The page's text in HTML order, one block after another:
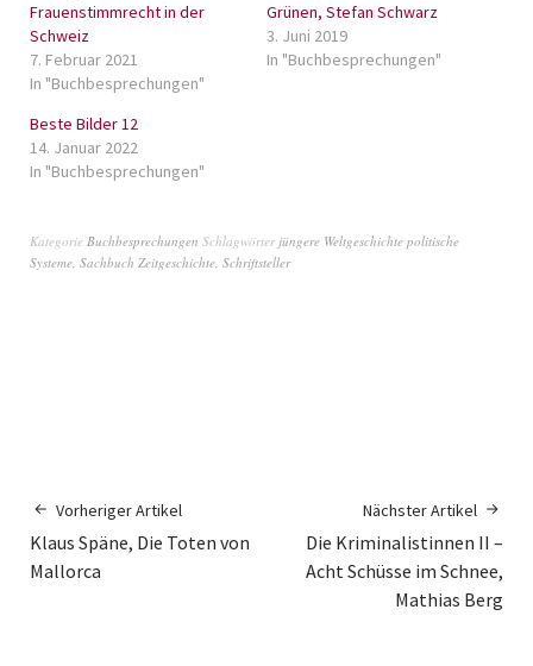
Frauenstimmrecht in der
Schweiz
7. Februar 2021
In "Buchbesprechungen"
Grünen, Stefan Schwarz
3. Juni 2019
In "Buchbesprechungen"
Beste Bilder 12
14. Januar 2022
In "Buchbesprechungen"
Kategorie Buchbesprechungen Schlagwörter jüngere Weltgeschichte politische
Systeme, Sachbuch Zeitgeschichte, Schriftsteller
Vorheriger Artikel
Klaus Späne, Die Toten von
Mallorca
Nächster Artikel
Die Kriminalistinnen II –
Acht Schüsse im Schnee,
Mathias Berg